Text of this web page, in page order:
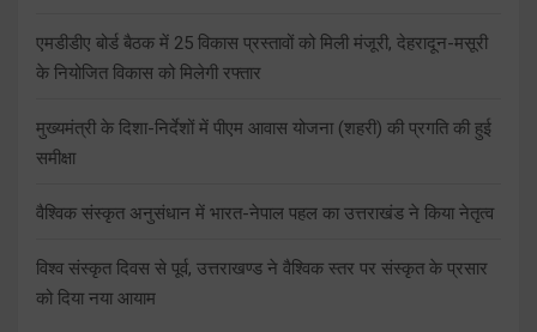
एमडीडीए बोर्ड बैठक में 25 विकास प्रस्तावों को मिली मंजूरी, देहरादून-मसूरी
के नियोजित विकास को मिलेगी रफ्तार
मुख्यमंत्री के दिशा-निर्देशों में पीएम आवास योजना (शहरी) की प्रगति की हुई
समीक्षा
वैश्विक संस्कृत अनुसंधान में भारत-नेपाल पहल का उत्तराखंड ने किया नेतृत्व
विश्व संस्कृत दिवस से पूर्व, उत्तराखण्ड ने वैश्विक स्तर पर संस्कृत के प्रसार
को दिया नया आयाम